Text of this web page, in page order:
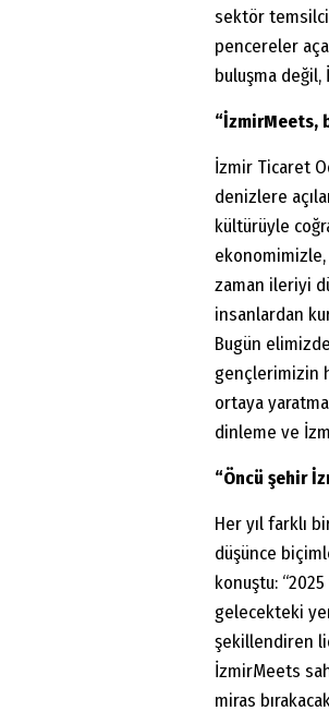
sektör
pencereler
buluşma
“İzmirMeets,
İzmir Ticaret
denizlere
kültürüyle
zaman ileriyi
insanlardan
Bugün
gençlerimizin
ortaya
dinleme ve
“Öncü şehir
Her yıl farklı
düşünce
konuştu:
gelecekteki
şekillendiren
İzmirMeets
miras